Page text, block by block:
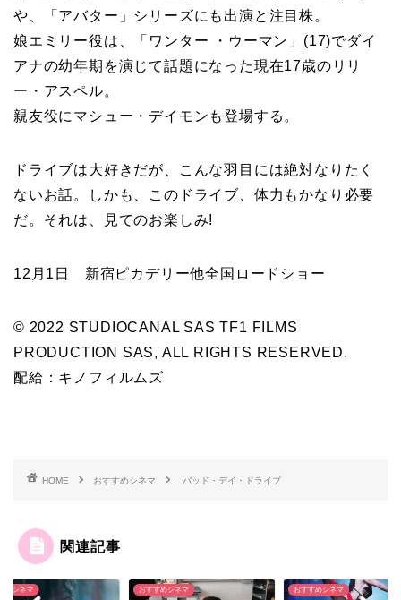
や、「アバター」シリーズにも出演と注目株。
娘エミリー役は、「ワンター ・ウーマン」(17)でダイ
アナの幼年期を演じて話題になった現在17歳のリリ
ー・アスペル。
親友役にマシュー・デイモンも登場する。
ドライブは大好きだが、こんな羽目には絶対なりたく
ないお話。しかも、このドライブ、体力もかなり必要
だ。それは、見てのお楽しみ!
12月1日 新宿ピカデリー他全国ロードショー
© 2022 STUDIOCANAL SAS TF1 FILMS
PRODUCTION SAS, ALL RIGHTS RESERVED.
配給：キノフィルムズ
HOME おすすめシネマ バッド・デイ・ドライブ
関連記事
めシネマ おすすめシネマ おすすめシネマ